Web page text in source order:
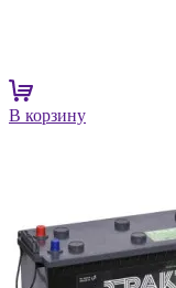
В корзину